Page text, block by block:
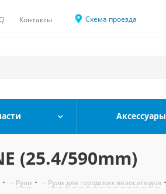
Контакты Схема проезда
Аксессуары
(25.4/590mm)
- Рули - Рули для городских велосипедов